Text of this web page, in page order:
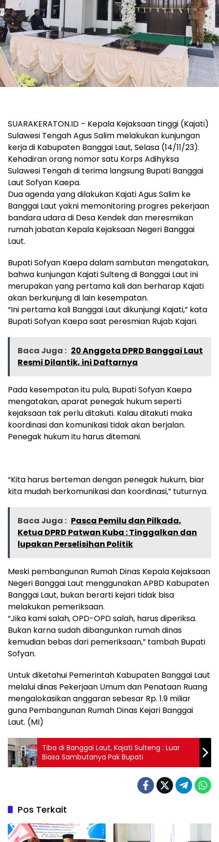
SUARAKERATON.ID – Kepala Kejaksaan tinggi (Kajati)
Sulawesi Tengah Agus Salim melakukan kunjungan
kerja di Kabupaten Banggai Laut, Selasa (14/11/23).
Kehadiran orang nomor satu Korps Adihyksa
Sulawesi Tengah di terima langsung Bupati Banggai
Laut Sofyan Kaepa.
Dua agenda yang dilakukan Kajati Agus Salim ke
Banggai Laut yakni memonitoring progres pekerjaan
bandara udara di Desa Kendek dan meresmikan
rumah jabatan Kepala Kejaksaan Negeri Banggai
Laut.
Bupati Sofyan Kaepa dalam sambutan mengatakan,
bahwa kunjungan Kajati Sulteng di Banggai Laut ini
merupakan yang pertama kali dan berharap Kajati
akan berkunjung di lain kesempatan.
“Ini pertama kali Banggai Laut dikunjungi Kajati,” kata
Bupati Sofyan Kaepa saat peresmian Rujab Kajari.
Baca Juga : 20 Anggota DPRD Banggai Laut
Resmi Dilantik, ini Daftarnya
Pada kesempatan itu pula, Bupati Sofyan Kaepa
mengatakan, aparat penegak hukum seperti
kejaksaan tak perlu ditakuti. Kalau ditakuti maka
koordinasi dan komunikasi tidak akan berjalan.
Penegak hukum itu harus ditemani.
“Kita harus berteman dengan penegak hukum, biar
kita mudah berkomunikasi dan koordinasi,” tuturnya.
Baca Juga : Pasca Pemilu dan Pilkada,
Ketua DPRD Patwan Kuba : Tinggalkan dan
lupakan Perselisihan Politik
Meski pembangunan Rumah Dinas Kepala Kejaksaan
Negeri Banggai Laut menggunakan APBD Kabupaten
Banggai Laut, bukan berarti kejari tidak bisa
melakukan pemeriksaan.
“Jika kami salah, OPD-OPD salah, harus diperiksa.
Bukan karna sudah dibangunkan rumah dinas
kemudian bebas dari pemeriksaan,” tambah Bupati
Sofyan.
Untuk diketahui Pemerintah Kabupaten Banggai Laut
melalui dinas Pekerjaan Umum dan Penataan Ruang
mengalokasikan anggaran sebesar Rp. 1.9 miliar
guna Pembangunan Rumah Dinas Kejari Banggai
Laut. (MI)
Tiba di Banggai Laut, Kajati Sulteng : Luar
Biasa Sambutanya Pak Bupati
Pos Terkait